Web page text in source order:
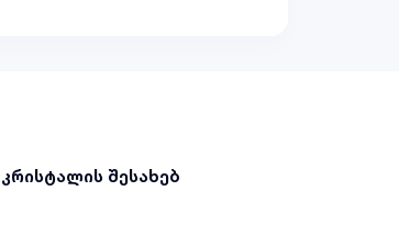
კრისტალის შესახებ